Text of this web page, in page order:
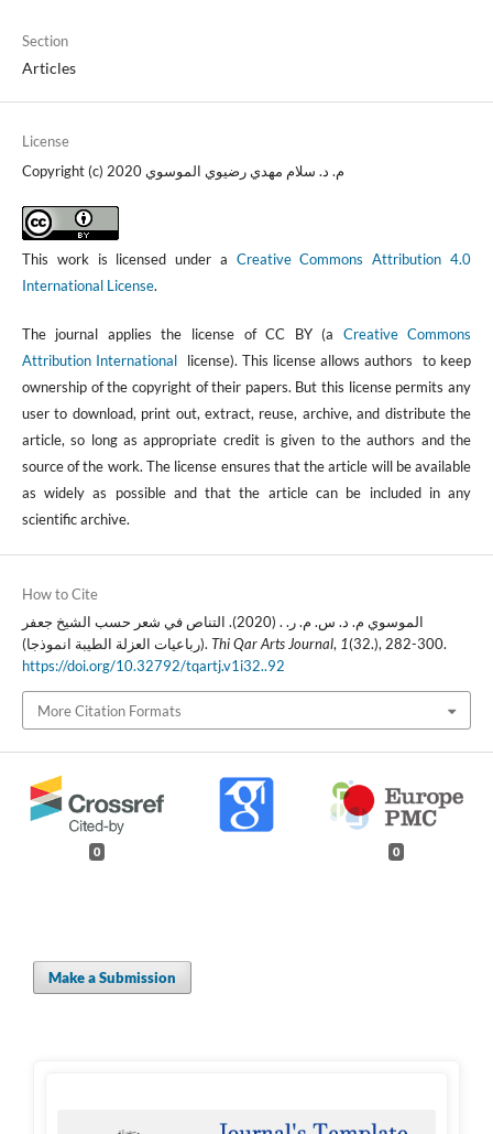
Section
Articles
License
Copyright (c) 2020 م. د. سلام مهدي رضيوي الموسوي
This work is licensed under a Creative Commons Attribution 4.0
International License.
The journal applies the license of CC BY (a Creative Commons
Attribution International
license). This license allows authors to keep
ownership of the copyright of their papers. But this license permits any
user to download, print out, extract, reuse, archive, and distribute the
article, so long as appropriate credit is given to the authors and the
source of the work. The license ensures that the article will be available
as widely as possible and that the article can be included in any
scientific archive.
How to Cite
الموسوي م. د. س. م. ر. . (2020). التناص في شعر حسب الشيخ جعفر
(رباعيات العزلة الطيبة انموذجا). Thi Qar Arts Journal, 1(32.), 282-300.
https://doi.org/10.32792/tqartj.v1i32..92
More Citation Formats
0 0
Make a Submission